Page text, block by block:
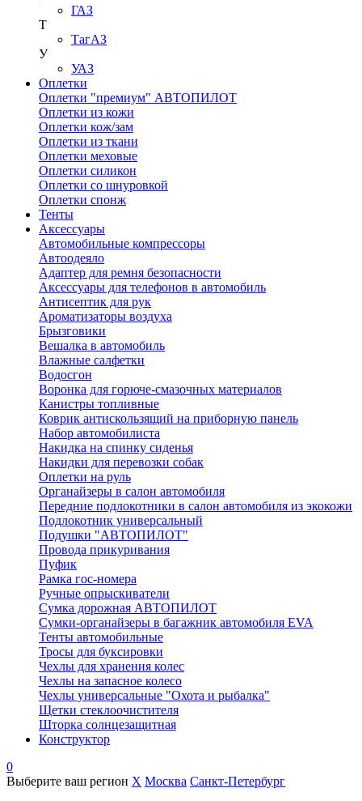
ГАЗ
Т
ТагАЗ
У
УАЗ
Оплетки
Оплетки "премиум" АВТОПИЛОТ
Оплетки из кожи
Оплетки кож/зам
Оплетки из ткани
Оплетки меховые
Оплетки силикон
Оплетки со шнуровкой
Оплетки спонж
Тенты
Аксессуары
Автомобильные компрессоры
Автоодеяло
Адаптер для ремня безопасности
Аксессуары для телефонов в автомобиль
Антисептик для рук
Ароматизаторы воздуха
Брызговики
Вешалка в автомобиль
Влажные салфетки
Водосгон
Воронка для горюче-смазочных материалов
Канистры топливные
Коврик антискользящий на приборную панель
Набор автомобилиста
Накидка на спинку сиденья
Накидки для перевозки собак
Оплетки на руль
Органайзеры в салон автомобиля
Передние подлокотники в салон автомобиля из экокожи
Подлокотник универсальный
Подушки "АВТОПИЛОТ"
Провода прикуривания
Пуфик
Рамка гос-номера
Ручные опрыскиватели
Сумка дорожная АВТОПИЛОТ
Сумки-органайзеры в багажник автомобиля EVA
Тенты автомобильные
Тросы для буксировки
Чехлы для хранения колес
Чехлы на запасное колесо
Чехлы универсальные "Охота и рыбалка"
Щетки стеклоочистителя
Шторка солнцезащитная
Конструктор
0
Выберите ваш регион X Москва Санкт-Петербург